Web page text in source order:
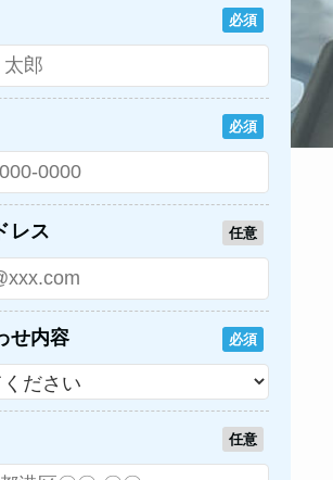
必須
必須
レス 任意
せ内容 必須
任意